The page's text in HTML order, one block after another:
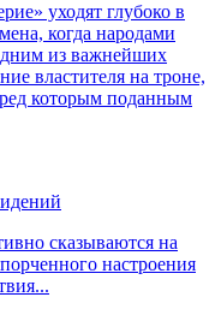
уходят глубоко в
когда народами
из важнейших
властителя на троне,
которым поданным
сказываются на
настроения